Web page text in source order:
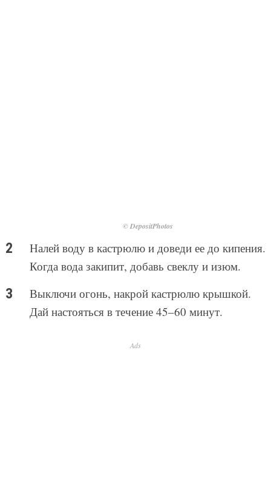
© DepositPhotos
Налей воду в кастрюлю и доведи ее до кипения.
Когда вода закипит, добавь свеклу и изюм.
Выключи огонь, накрой кастрюлю крышкой.
Дай настояться в течение 45–60 минут.
Ads